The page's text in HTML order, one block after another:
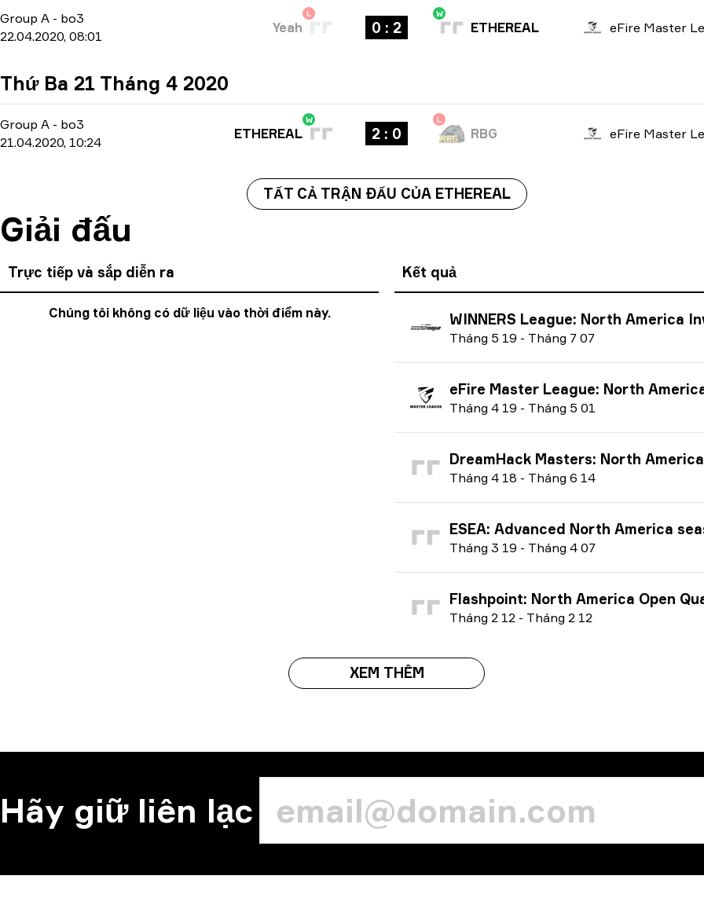
Group A - bo3
22.04.2020, 08:01
L
Yeah 0 : 2
W
ETHEREAL
Thứ Ba 21 Tháng 4 2020
Group A - bo3
21.04.2020, 10:24
W
ETHEREAL 2 : 0
L
RBG
TẤT CẢ TRẬN ĐẤU CỦA ETHEREAL
Giải đấu
Trực tiếp và sắp diễn ra
Chúng tôi không có dữ liệu vào thời điểm này.
Kết quả
WINNERS League: North America Invite Division season
Tháng 5 19 - Tháng 7 07
eFire Master League: North America season 2
Tháng 4 19 - Tháng 5 01
DreamHack Masters: North America Spring
Tháng 4 18 - Tháng 6 14
ESEA: Advanced North America season 33
Tháng 3 19 - Tháng 4 07
Flashpoint: North America Open Qualifer 4 season
Tháng 2 12 - Tháng 2 12
XEM THÊM
Hãy giữ liên lạc